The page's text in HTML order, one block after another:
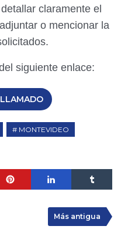
claramente el
o mencionar la
siguiente enlace:
MONTEVIDEO
Más antigua